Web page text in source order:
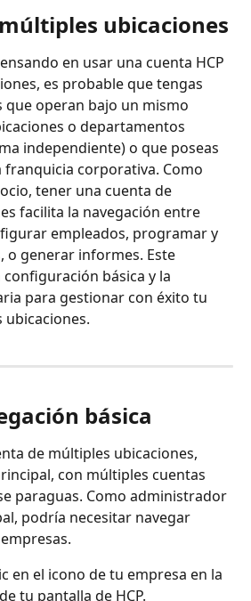
ubicaciones
en usar una cuenta HCP
es probable que tengas
que operan bajo un mismo
o departamentos
independiente) o que poseas
corporativa. Como
tener una cuenta de
facilita la navegación entre
empleados, programar y
o generar informes. Este
básica y la
para gestionar con éxito tu
básica
de múltiples ubicaciones,
con múltiples cuentas
paraguas. Como administrador
podría necesitar navegar
en el icono de tu empresa en la
tu pantalla de HCP.